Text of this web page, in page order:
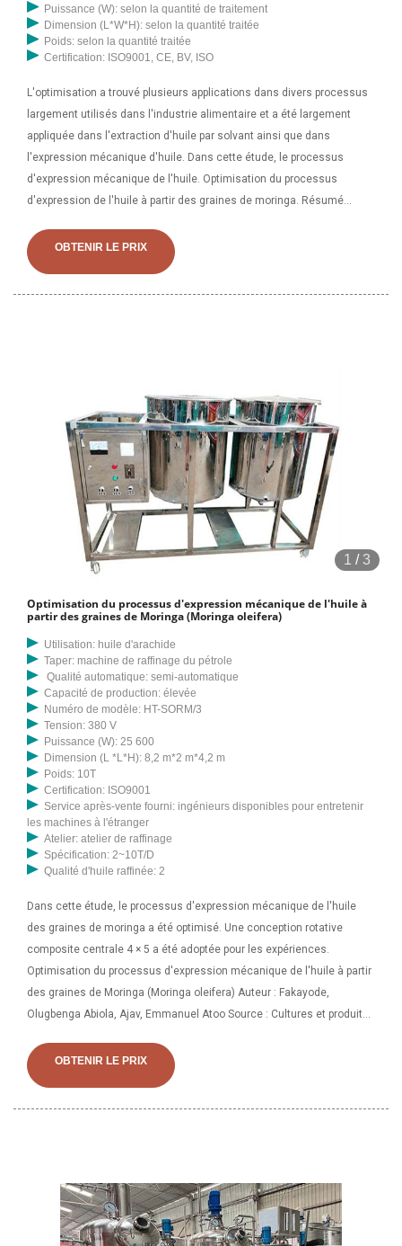
Puissance (W): selon la quantité de traitement
Dimension (L*W*H): selon la quantité traitée
Poids: selon la quantité traitée
Certification: ISO9001, CE, BV, ISO
L'optimisation a trouvé plusieurs applications dans divers processus
largement utilisés dans l'industrie alimentaire et a été largement
appliquée dans l'extraction d'huile par solvant ainsi que dans
l'expression mécanique d'huile. Dans cette étude, le processus
d'expression mécanique de l'huile. Optimisation du processus
d'expression de l'huile à partir des graines de moringa. Résumé
largement utilisés dans l'industrie alimentaire et a été largement
appliquée dans l'extraction d'huile par solvant ainsi que dans
OBTENIR LE PRIX
1 /3
Optimisation du processus d'expression mécanique de l'huile à
partir des graines de Moringa (Moringa oleifera)
Utilisation: huile d'arachide
Taper: machine de raffinage du pétrole
Qualité automatique: semi-automatique
Capacité de production: élevée
Numéro de modèle: HT-SORM/3
Tension: 380 V
Puissance (W): 25 600
Dimension (L *L*H): 8,2 m*2 m*4,2 m
Poids: 10T
Certification: ISO9001
Service après-vente fourni: ingénieurs disponibles pour entretenir
les machines à l'étranger
Atelier: atelier de raffinage
Spécification: 2~10T/D
Qualité d'huile raffinée: 2
Dans cette étude, le processus d'expression mécanique de l'huile
des graines de moringa a été optimisé. Une conception rotative
composite centrale 4 × 5 a été adoptée pour les expériences.
Optimisation du processus d'expression mécanique de l'huile à partir
des graines de Moringa (Moringa oleifera) Auteur : Fakayode,
Olugbenga Abiola, Ajav, Emmanuel Atoo Source : Cultures et produits
OBTENIR LE PRIX